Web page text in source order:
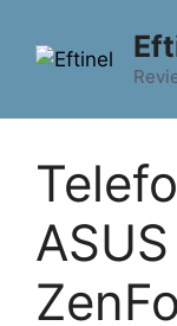
conținut